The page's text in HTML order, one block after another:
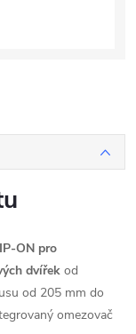
ON pro
dvířek od
od 205 mm do
omezovač